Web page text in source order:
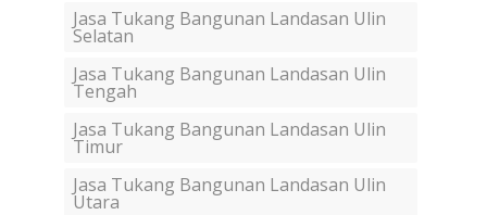
Jasa Tukang Bangunan Landasan Ulin
Selatan
Jasa Tukang Bangunan Landasan Ulin
Tengah
Jasa Tukang Bangunan Landasan Ulin
Timur
Jasa Tukang Bangunan Landasan Ulin
Utara